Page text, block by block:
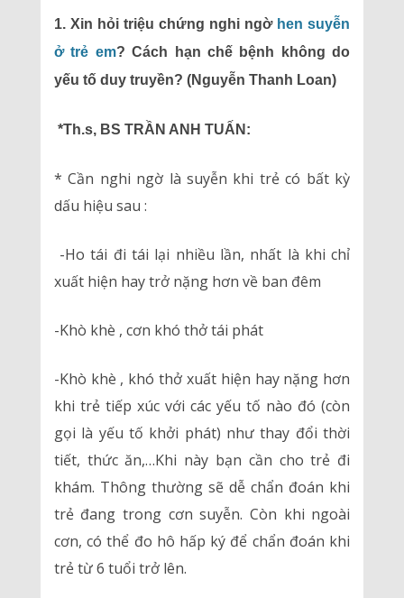
1. Xin hỏi triệu chứng nghi ngờ hen suyễn
ở trẻ em? Cách hạn chế bệnh không do
yếu tố duy truyền? (Nguyễn Thanh Loan)
*Th.s, BS TRẦN ANH TUẤN:
* Cần nghi ngờ là suyễn khi trẻ có bất kỳ
dấu hiệu sau :
-Ho tái đi tái lại nhiều lần, nhất là khi chỉ
xuất hiện hay trở nặng hơn về ban đêm
-Khò khè , cơn khó thở tái phát
-Khò khè , khó thở xuất hiện hay nặng hơn
khi trẻ tiếp xúc với các yếu tố nào đó (còn
gọi là yếu tố khởi phát) như thay đổi thời
tiết, thức ăn,…Khi này bạn cần cho trẻ đi
khám. Thông thường sẽ dễ chẩn đoán khi
trẻ đang trong cơn suyễn. Còn khi ngoài
cơn, có thể đo hô hấp ký để chẩn đoán khi
trẻ từ 6 tuổi trở lên.